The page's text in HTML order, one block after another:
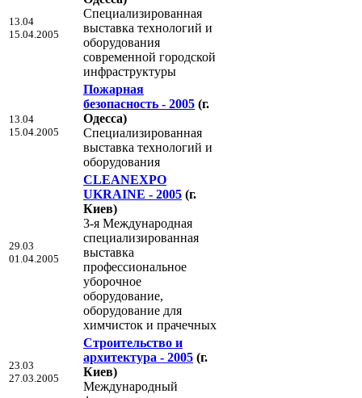
13.04
15.04.2005
Специализированная
выставка технологий и
оборудования
современной городской
инфраструктуры
13.04
15.04.2005
Пожарная
безопасность - 2005 (г.
Одесса)
Специализированная
выставка технологий и
оборудования
29.03
01.04.2005
CLEANEXPO
UKRAINE - 2005 (г.
Киев)
3-я Международная
специализированная
выставка
профессиональное
уборочное
оборудование,
оборудование для
химчисток и прачечных
23.03
27.03.2005
Строительство и
архитектура - 2005 (г.
Киев)
Международный